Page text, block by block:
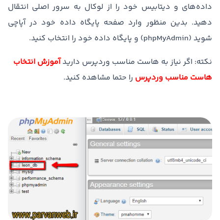
داده‌های و دیتابیس خود را از لوکال به سرور اصلی انتقال
دهید. بدین منظور وارد صفحه پایگاه داده خود در آپاچی
شوید (phpMyAdmin) و پایگاه داده خود را انتخاب کنید.
نکته: اگر نیاز به هاست مناسب وردپرس داریدآموزش انتخاب
هاست مناسب وردپرس را حتما مشاهده کنید.